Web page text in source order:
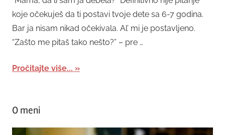
koje očekuješ da ti postavi tvoje dete sa 6-7 godina.
Bar ja nisam nikad očekivala. Al’ mi je postavljeno.
“Zašto me pitaš tako nešto?” – pre …
Pročitajte više...
O meni